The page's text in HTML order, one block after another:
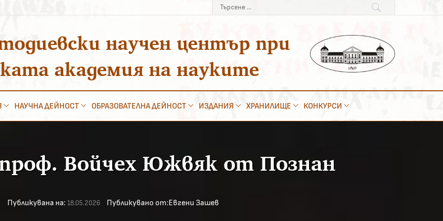
Търсене
за:
научен център при
академия на науките
НАУЧНА ДЕЙНОСТ ОБРАЗОВАТЕЛНА ДЕЙНОСТ ИЗДАНИЯ ХРАНИЛИЩЕ КОНКУРСИ
Войчех Южвяк от Познан
Публикувана на: 18.05.2026 Публикувано от:Евгени Зашев